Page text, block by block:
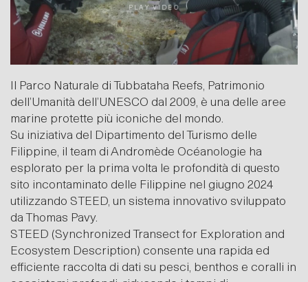
P LAY V D EO
Il Parco Naturale di Tubbataha Reefs, Patrimonio
dell’Umanità dell’UNESCO dal 2009, è una delle aree
marine protette più iconiche del mondo.
Su iniziativa del Dipartimento del Turismo delle
Filippine, il team di Andromède Océanologie ha
esplorato per la prima volta le profondità di questo
sito incontaminato delle Filippine nel giugno 2024
utilizzando STEED, un sistema innovativo sviluppato
da Thomas Pavy.
STEED (Synchronized Transect for Exploration and
Ecosystem Description) consente una rapida ed
efficiente raccolta di dati su pesci, benthos e coralli in